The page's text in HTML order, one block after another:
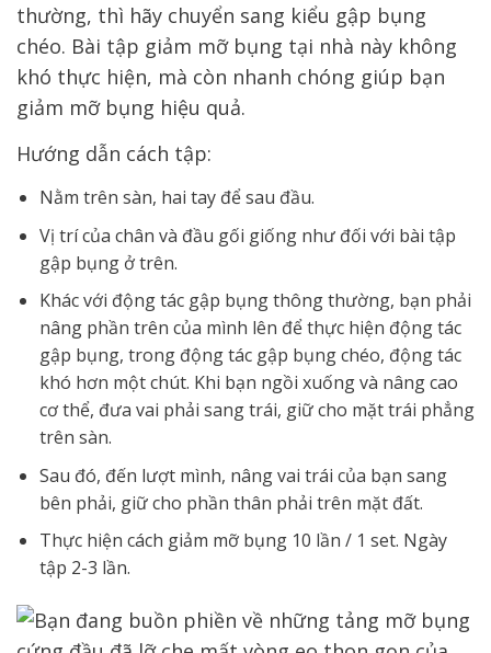
thường, thì hãy chuyển sang kiểu gập bụng
chéo. Bài tập giảm mỡ bụng tại nhà này không
khó thực hiện, mà còn nhanh chóng giúp bạn
giảm mỡ bụng hiệu quả.
Hướng dẫn cách tập:
Nằm trên sàn, hai tay để sau đầu.
Vị trí của chân và đầu gối giống như đối với bài tập
gập bụng ở trên.
Khác với động tác gập bụng thông thường, bạn phải
nâng phần trên của mình lên để thực hiện động tác
gập bụng, trong động tác gập bụng chéo, động tác
khó hơn một chút. Khi bạn ngồi xuống và nâng cao
cơ thể, đưa vai phải sang trái, giữ cho mặt trái phẳng
trên sàn.
Sau đó, đến lượt mình, nâng vai trái của bạn sang
bên phải, giữ cho phần thân phải trên mặt đất.
Thực hiện cách giảm mỡ bụng 10 lần / 1 set. Ngày
tập 2-3 lần.